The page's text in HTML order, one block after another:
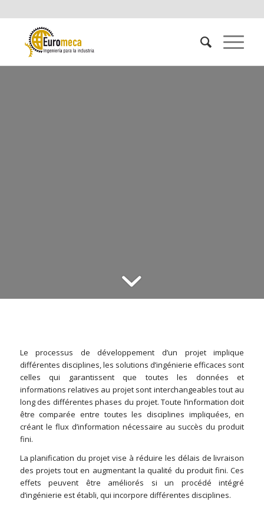
Le processus de développement d’un projet implique
différentes disciplines, les solutions d’ingénierie efficaces sont
celles qui garantissent que toutes les données et
informations relatives au projet sont interchangeables tout au
long des différentes phases du projet. Toute l’information doit
être comparée entre toutes les disciplines impliquées, en
créant le flux d’information nécessaire au succès du produit
fini.
La planification du projet vise à réduire les délais de livraison
des projets tout en augmentant la qualité du produit fini. Ces
effets peuvent être améliorés si un procédé intégré
d’ingénierie est établi, qui incorpore différentes disciplines.